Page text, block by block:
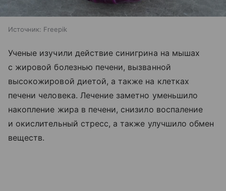
Источник: Freepik
Ученые изучили действие синигрина на мышах
с жировой болезнью печени, вызванной
высокожировой диетой, а также на клетках
печени человека. Лечение заметно уменьшило
накопление жира в печени, снизило воспаление
и окислительный стресс, а также улучшило обмен
веществ.